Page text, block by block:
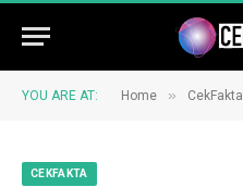
YOU ARE AT: Home » CekFakta
CEKFAKTA